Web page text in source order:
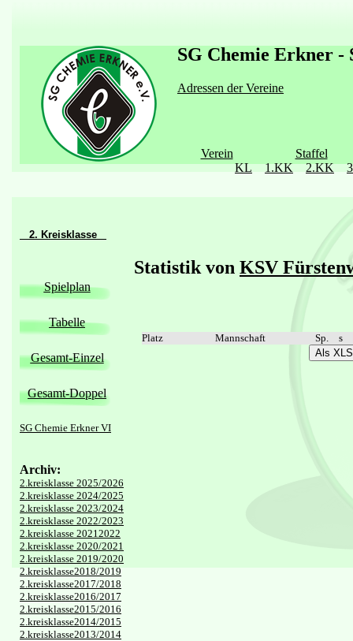
SG Chemie Erkner -
Adressen der Vereine
Verein
Staffel
KL
1.KK 2.KK
2. Kreisklasse
Spielplan
Tabelle
Gesamt-Einzel
Gesamt-Doppel
SG Chemie Erkner VI
Archiv:
2.kreisklasse 2025/2026
2.kreisklasse 2024/2025
2.kreisklasse 2023/2024
2.kreisklasse 2022/2023
2.kreisklasse 20212022
2.kreisklasse 2020/2021
2.kreisklasse 2019/2020
2.kreisklasse2018/2019
2.kreisklasse2017/2018
2.kreisklasse2016/2017
2.kreisklasse2015/2016
2.kreisklasse2014/2015
2.kreisklasse2013/2014
Statistik von KSV
Platz Mannschaft Sp.
s
Als